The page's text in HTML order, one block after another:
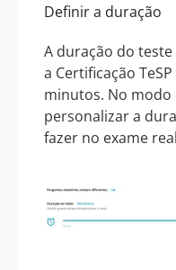
Definir a duração
A duração do
a Certificação
minutos. No
personalizar a
fazer no exame